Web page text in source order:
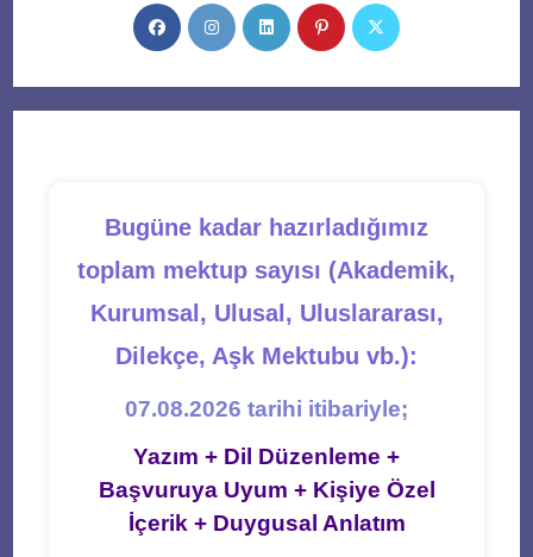
Opens
in
new
Opens
in
new
Opens
in
new
Opens
in
new
Opens
new
Bugüne kadar hazırladığımız
toplam mektup sayısı (Akademik,
Kurumsal, Ulusal, Uluslararası,
Dilekçe, Aşk Mektubu vb.):
07.08.2026 tarihi itibariyle;
Yazım + Dil Düzenleme +
Başvuruya Uyum + Kişiye Özel
İçerik + Duygusal Anlatım